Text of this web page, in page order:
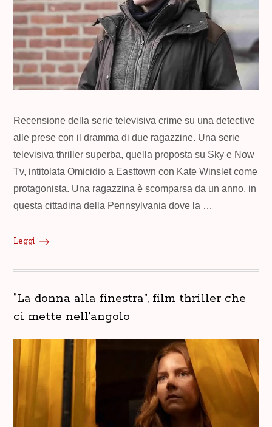
Recensione della serie televisiva crime su una detective
alle prese con il dramma di due ragazzine. Una serie
televisiva thriller superba, quella proposta su Sky e Now
Tv, intitolata Omicidio a Easttown con Kate Winslet come
protagonista. Una ragazzina è scomparsa da un anno, in
questa cittadina della Pennsylvania dove la …
Leggi
“La donna alla finestra”, film thriller che
ci mette nell’angolo